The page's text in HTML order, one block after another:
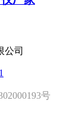
公司
号